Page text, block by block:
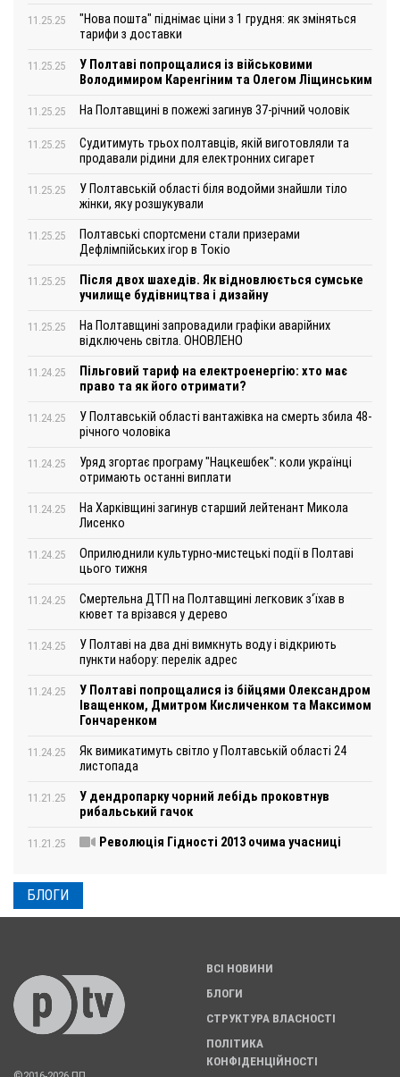
11.25.25
"Нова пошта" піднімає ціни з 1 грудня: як зміняться
тарифи з доставки
11.25.25
У Полтаві попрощалися із військовими
Володимиром Каренгіним та Олегом Ліщинським
11.25.25 На Полтавщині в пожежі загинув 37-річний чоловік
11.25.25
Судитимуть трьох полтавців, якій виготовляли та
продавали рідини для електронних сигарет
11.25.25
У Полтавській області біля водойми знайшли тіло
жінки, яку розшукували
11.25.25
Полтавські спортсмени стали призерами
Дефлімпійських ігор в Токіо
11.25.25
Після двох шахедів. Як відновлюється сумське
училище будівництва і дизайну
11.25.25
На Полтавщині запровадили графіки аварійних
відключень світла. ОНОВЛЕНО
11.24.25
Пільговий тариф на електроенергію: хто має
право та як його отримати?
11.24.25
У Полтавській області вантажівка на смерть збила 48-
річного чоловіка
11.24.25
Уряд згортає програму "Нацкешбек": коли українці
отримають останні виплати
11.24.25
На Харківщині загинув старший лейтенант Микола
Лисенко
11.24.25
Оприлюднили культурно-мистецькі події в Полтаві
цього тижня
11.24.25
Смертельна ДТП на Полтавщині легковик з‘їхав в
кювет та врізався у дерево
11.24.25
У Полтаві на два дні вимкнуть воду і відкриють
пункти набору: перелік адрес
11.24.25
У Полтаві попрощалися із бійцями Олександром
Іващенком, Дмитром Кисличенком та Максимом
Гончаренком
11.24.25
Як вимикатимуть світло у Полтавській області 24
листопада
11.21.25
У дендропарку чорний лебідь проковтнув
рибальський гачок
11.21.25 Революція Гідності 2013 очима учасниці
БЛОГИ
ВСІ НОВИНИ
БЛОГИ
СТРУКТУРА ВЛАСНОСТІ
ПОЛІТИКА
КОНФІДЕНЦІЙНОСТІ